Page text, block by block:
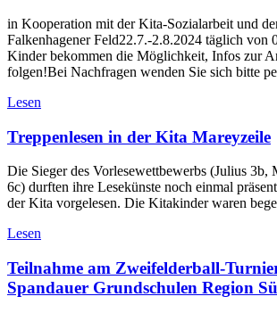
in Kooperation mit der Kita-Sozialarbeit und
Falkenhagener Feld22.7.-2.8.2024 täglich von
Kinder bekommen die Möglichkeit, Infos zur
folgen!Bei Nachfragen wenden Sie sich bitte
Lesen
Treppenlesen in der Kita Mareyzeile
Die Sieger des Vorlesewettbewerbs (Julius 3b,
6c) durften ihre Lesekünste noch einmal
der Kita vorgelesen. Die Kitakinder waren
Lesen
Teilnahme am Zweifelderball-
Spandauer Grundschulen Region